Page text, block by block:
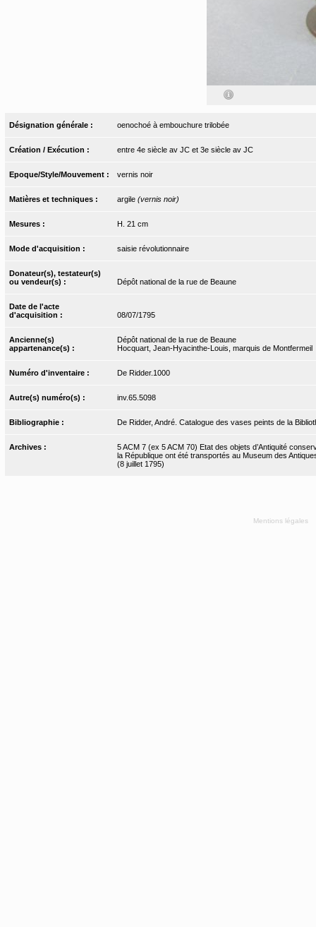
Désignation générale : oenochoé à embouchure trilobée
Création / Exécution : entre 4e siècle av JC et 3e siècle av JC
Epoque/Style/Mouvement : vernis noir
Matières et techniques : argile (vernis noir)
Mesures : H. 21 cm
Mode d'acquisition : saisie révolutionnaire
Donateur(s), testateur(s)
ou vendeur(s) :
Dépôt national de la rue de Beaune
Date de l'acte
d'acquisition :
08/07/1795
Ancienne(s)
appartenance(s) :
Dépôt national de la rue de Beaune
Hocquart, Jean-Hyacinthe-Louis, marquis de Montfermeil
Numéro d'inventaire : De Ridder.1000
Autre(s) numéro(s) : inv.65.5098
Bibliographie : De Ridder, André. Catalogue des vases peints de la
Archives :
5 ACM 7 (ex 5 ACM 70) Etat des objets d’Antiquité
la République ont été transportés au Museum des
(8 juillet 1795)
Mentions légales